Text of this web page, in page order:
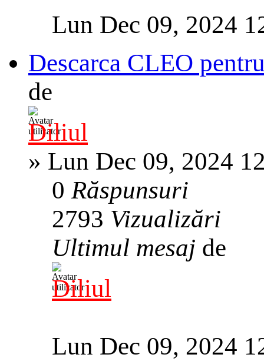
Lun Dec 09, 2024
Descarca CLEO
de
Diliul
» Lun Dec 09, 2024
0Răspunsuri
2793 Vizualizări
Ultimul mesaj de
Diliul
Lun Dec 09, 2024